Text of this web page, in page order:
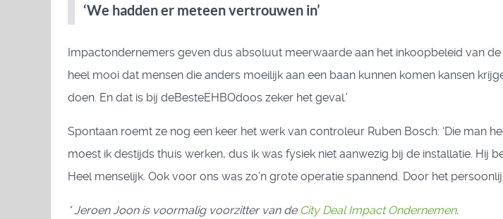
‘We hadden er meteen vertrouwen in’
Impactondernemers geven dus absoluut meerwaarde aan het inkoopbeleid van
heel mooi dat mensen die anders moeilijk aan een baan kunnen komen kansen
doen. En dat is bij deBesteEHBOdoos zeker het geval.’
Spontaan roemt ze nog een keer het werk van controleur Ruben Bosch: ‘Die man
moest ik destijds thuis werken, dus ik was fysiek niet aanwezig bij de installatie.
Heel menselijk. Ook voor ons was zo’n grote operatie spannend. Door het
* Jeroen Joon is voormalig voorzitter van de City Deal Impact Ondernemen.